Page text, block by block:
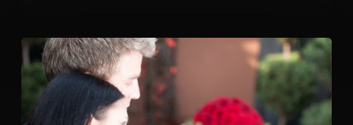
Ajutorul
de
inmormantare
pentru
2025